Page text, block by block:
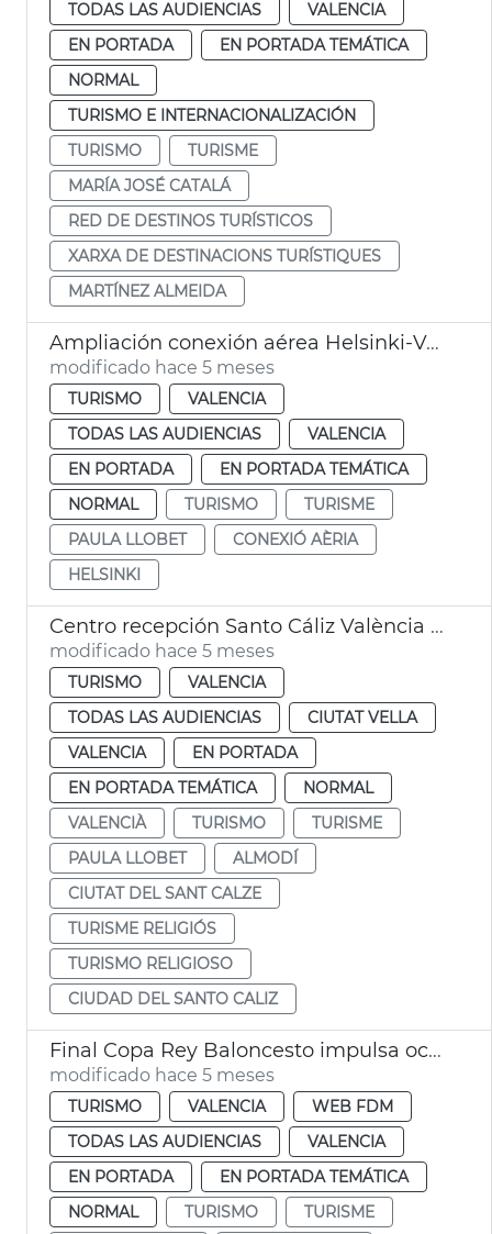
TODAS LAS AUDIENCIAS
VALENCIA
EN PORTADA
EN PORTADA TEMÁTICA
NORMAL
TURISMO E INTERNACIONALIZACIÓN
TURISMO
TURISME
MARÍA JOSÉ CATALÁ
RED DE DESTINOS TURÍSTICOS
XARXA DE DESTINACIONS TURÍSTIQUES
MARTÍNEZ ALMEIDA
Ampliación conexión aérea Helsinki-València
modificado hace 5 meses
TURISMO
VALENCIA
TODAS LAS AUDIENCIAS
VALENCIA
EN PORTADA
EN PORTADA TEMÁTICA
NORMAL
TURISMO
TURISME
PAULA LLOBET
CONEXIÓ AÈRIA
HELSINKI
Centro recepción Santo Cáliz València supera expectativas visitantes
modificado hace 5 meses
TURISMO
VALENCIA
TODAS LAS AUDIENCIAS
CIUTAT VELLA
VALENCIA
EN PORTADA
EN PORTADA TEMÁTICA
NORMAL
VALENCIÀ
TURISMO
TURISME
PAULA LLOBET
ALMODÍ
CIUTAT DEL SANT CALZE
TURISME RELIGIÓS
TURISMO RELIGIOSO
CIUDAD DEL SANTO CALIZ
Final Copa Rey Baloncesto impulsa ocupación hotelera València
modificado hace 5 meses
TURISMO VALENCIA
WEB FDM
TODAS LAS AUDIENCIAS
VALENCIA
EN PORTADA
EN PORTADA TEMÁTICA
NORMAL
TURISMO
TURISME